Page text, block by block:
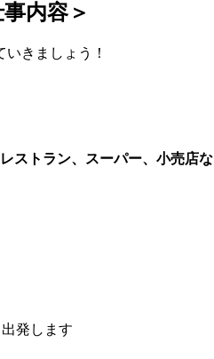
内容＞
きましょう！
ストラン、スーパー、小売店な
発します